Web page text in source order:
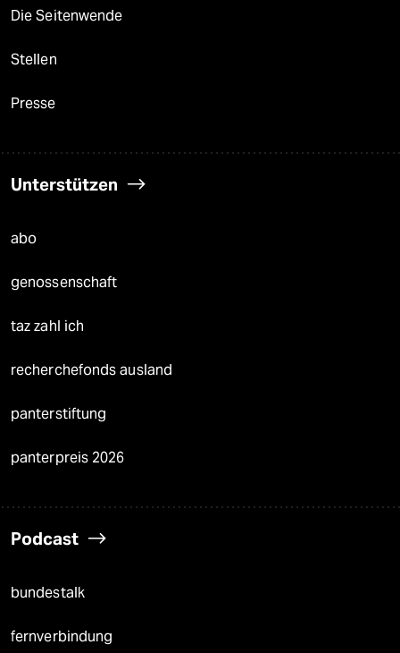
Die Seitenwende
Stellen
Presse
Unterstützen
abo
genossenschaft
taz zahl ich
recherchefonds ausland
panterstiftung
panterpreis 2026
Podcast
bundestalk
fernverbindung